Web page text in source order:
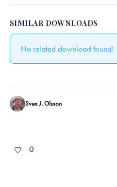
SIMILAR DOWNLOADS
No related download found!
Sven J. Olsson
0